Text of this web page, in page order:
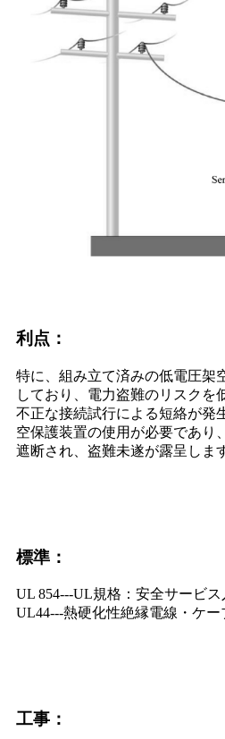
利点：
特に、組み立て済みの低電圧架
しており、電力盗難のリスクを
不正な接続試行による短絡が発
空保護装置の使用が必要であり
遮断され、盗難未遂が露呈しま
標準：
UL 854---UL規格：安全サービ
UL44---熱硬化性絶縁電線・ケー
工事：